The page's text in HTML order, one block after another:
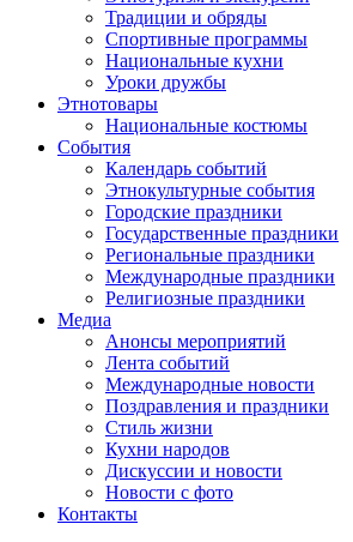
Традиции и обряды
Спортивные программы
Национальные кухни
Уроки дружбы
Этнотовары
Национальные костюмы
События
Календарь событий
Этнокультурные события
Городские праздники
Государственные праздники
Региональные праздники
Международные праздники
Религиозные праздники
Медиа
Анонсы мероприятий
Лента событий
Международные новости
Поздравления и праздники
Cтиль жизни
Кухни народов
Дискуссии и новости
Новости с фото
Контакты